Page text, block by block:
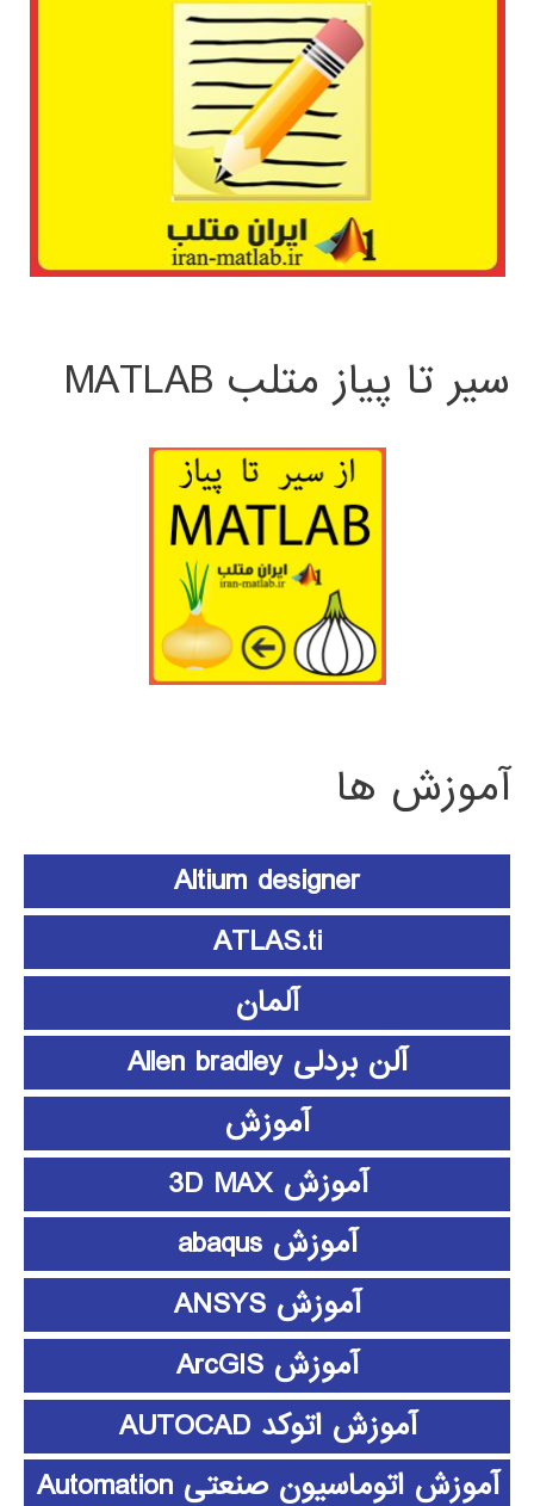
سیر تا پیاز متلب MATLAB
آموزش ها
Altium designer
ATLAS.ti
آلمان
آلن بردلی Allen bradley
آموزش
آموزش 3D MAX
آموزش abaqus
آموزش ANSYS
آموزش ArcGIS
آموزش اتوکد AUTOCAD
آموزش اتوماسیون صنعتی Automation